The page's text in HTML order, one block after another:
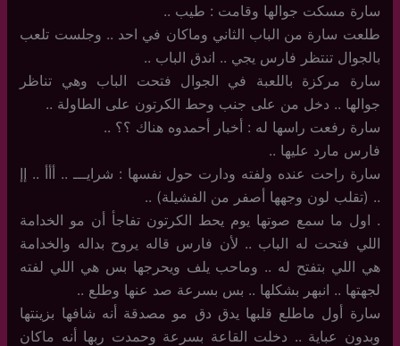
سارة مسكت جوالها وقامت : طيب ..
طلعت سارة من الباب الثاني وماكان في احد .. وجلست تلعب
بالجوال تنتظر فارس يجي .. اندق الباب ..
سارة مركزة باللعبة في الجوال فتحت الباب وهي تناظر
جوالها .. دخل من على جنب وحط الكرتون على الطاولة ..
سارة رفعت راسها له : أخبار أحمدوه هناك ؟؟ ..
فارس مارد عليها ..
سارة راحت عنده ولفته ودارت حول نفسها : شرايـــ .. أأأ .. إإ
.. (تقلب لون وجهها أصفر من الفشيلة) ..
. اول ما سمع صوتها يوم يحط الكرتون تفاجأ أن مو الخدامة
اللي فتحت له الباب .. لأن فارس قاله يروح بداله والخدامة
هي اللي بتفتح له .. وماحب يلف ويحرجها بس هي اللي لفته
لجهتها .. انبهر بشكلها .. بس بسرعة صد عنها وطلع ..
سارة أول ماطلع قلبها يدق دق مو مصدقة أنه شافها بزينتها
وبدون عباية .. دخلت القاعة بسرعة وحمدت ربها أنه ماكان